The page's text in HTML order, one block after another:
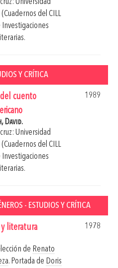
del CILL
Investigaciones
Y CRÍTICA
cuento
1989
David.
Universidad
del CILL
Investigaciones
- ESTUDIOS Y CRÍTICA
literatura
1978
de Renato
. Portada de Doris